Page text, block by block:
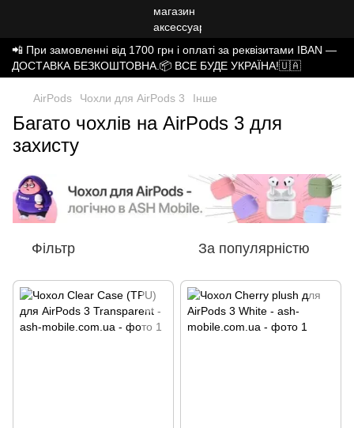
📲 При замовленні від 1700 грн і оплаті за реквізитами IBAN —
ДОСТАВКА БЕЗКОШТОВНА.📦 ВСЕ БУДЕ УКРАЇНА!🇺🇦
AirPods Чохли для AirPods 3 Інше
Багато чохлів на AirPods 3 для
захисту
Фільтр За популярністю